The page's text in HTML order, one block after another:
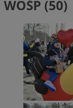
WOŚP (50)